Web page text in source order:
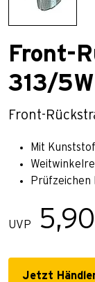
Front-
313/
Front-
Mit
Prüfzeichen
UVP
Jetzt